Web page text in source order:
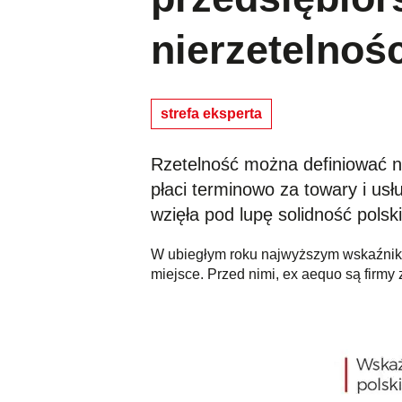
strefa eksperta
Rzetelność można definiować
płaci terminowo za towary i
wzięła pod lupę solidność
W ubiegłym roku najwyższym
miejsce. Przed nimi, ex aequo są